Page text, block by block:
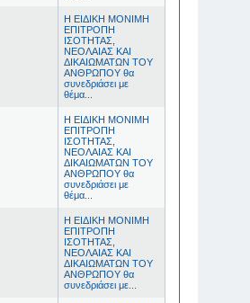
Η ΕΙΔΙΚΗ ΜΟΝΙΜΗ
ΕΠΙΤΡΟΠΗ
ΙΣΟΤΗΤΑΣ,
ΝΕΟΛΑΙΑΣ ΚΑΙ
ΔΙΚΑΙΩΜΑΤΩΝ ΤΟΥ
ΑΝΘΡΩΠΟΥ θα
συνεδριάσει με
θέμα...
Η ΕΙΔΙΚΗ ΜΟΝΙΜΗ
ΕΠΙΤΡΟΠΗ
ΙΣΟΤΗΤΑΣ,
ΝΕΟΛΑΙΑΣ ΚΑΙ
ΔΙΚΑΙΩΜΑΤΩΝ ΤΟΥ
ΑΝΘΡΩΠΟΥ θα
συνεδριάσει με
θέμα...
Η ΕΙΔΙΚΗ ΜΟΝΙΜΗ
ΕΠΙΤΡΟΠΗ
ΙΣΟΤΗΤΑΣ,
ΝΕΟΛΑΙΑΣ ΚΑΙ
ΔΙΚΑΙΩΜΑΤΩΝ ΤΟΥ
ΑΝΘΡΩΠΟΥ θα
συνεδριάσει με...